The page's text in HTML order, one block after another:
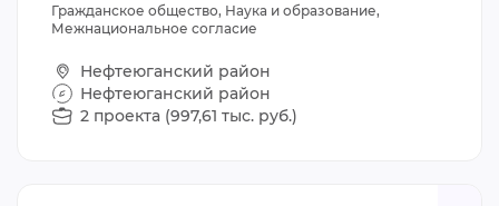
Гражданское общество, Наука и образование,
Межнациональное согласие
Нефтеюганский район
Нефтеюганский район
2 проекта (997,61 тыс. руб.)